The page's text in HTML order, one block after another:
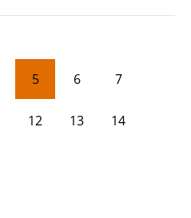
5 6 7
12 13 14